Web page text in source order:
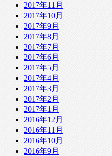
2017年11月
2017年10月
2017年9月
2017年8月
2017年7月
2017年6月
2017年5月
2017年4月
2017年3月
2017年2月
2017年1月
2016年12月
2016年11月
2016年10月
2016年9月